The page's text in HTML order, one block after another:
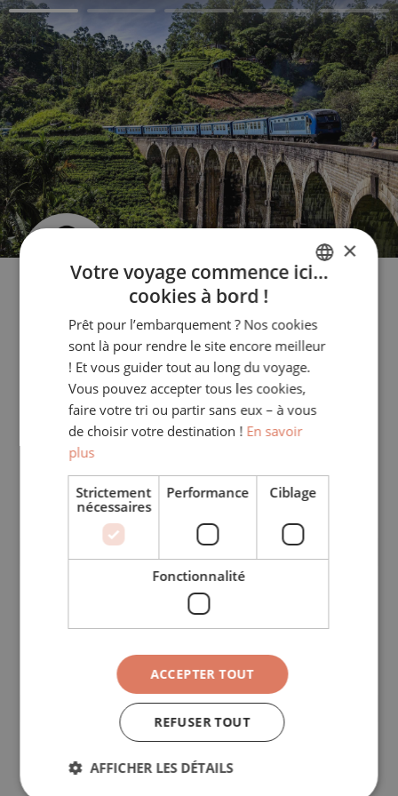
Créez votre voyage
Ce formulaire permet à nos Experts Voyage d’établir
une proposition adaptée à vos envies.
et sans engagement.
Destination(s) *
Choix de/des région(s) d'Inde
Combien de voyageurs êtes-vous ?
ENGLISH
GERMAN
×
Votre voyage commence ici…
cookies à bord !
Prêt pour l’embarquement ? Nos cookies
sont là pour rendre le site encore meilleur
! Et vous guider tout au long du voyage.
Vous pouvez accepter tous les cookies,
faire votre tri ou partir sans eux – à vous
de choisir votre destination ! En savoir
plus
Strictement
nécessaires
Performance Ciblage
Fonctionnalité
ACCEPTER TOUT
REFUSER TOUT
AFFICHER LES DÉTAILS